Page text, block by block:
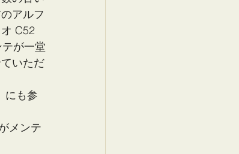
アルフ
C52
が一堂
いただ
にも参
メンテ